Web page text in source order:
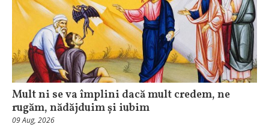
Mult ni se va împlini dacă mult credem, ne
rugăm, nădăjduim și iubim
09 Aug, 2026